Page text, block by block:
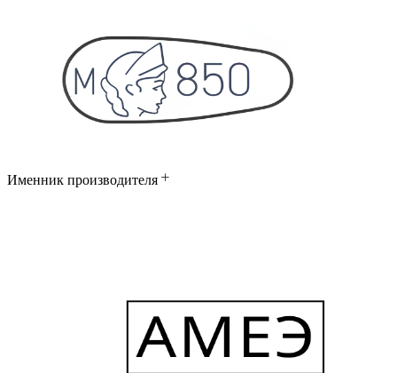
Именник производителя